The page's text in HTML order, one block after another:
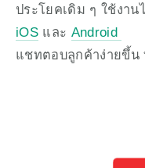
iOS และ Android
แชทตอบลูกค้าง่ายขึ้น